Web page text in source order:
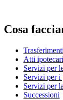
Cosa
Trasferimenti
Atti ipotecari
Servizi per
Servizi per i
Servizi per
Successioni